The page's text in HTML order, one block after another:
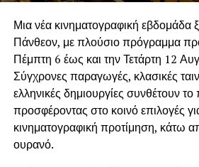
των επισκεπτών της περιοχής.
Η συγκεκριμένη απόφαση
Βαρβάρας δεν περιορίζεται μόνο στο
υποστήριξη όταν τη χρειάζεται. Παρά
καθημερινές ανάγκες, διαθέτει την
εξοπλισμό και, κυρίως, τη βούληση
Δήμους, όταν οι περιστάσεις το
Μια νέα κινηματογραφική εβδομάδα
Πάνθεον, με πλούσιο πρόγραμμα
Πέμπτη 6 έως και την Τετάρτη 12
Σύγχρονες παραγωγές, κλασικές
ελληνικές δημιουργίες συνθέτουν
προσφέροντας στο κοινό επιλογές
κινηματογραφική προτίμηση, κάτω
ουρανό.